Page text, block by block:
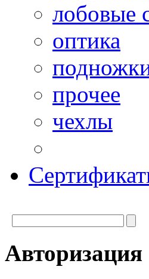
лобовые
оптика
прочее
чехлы
Авторизация